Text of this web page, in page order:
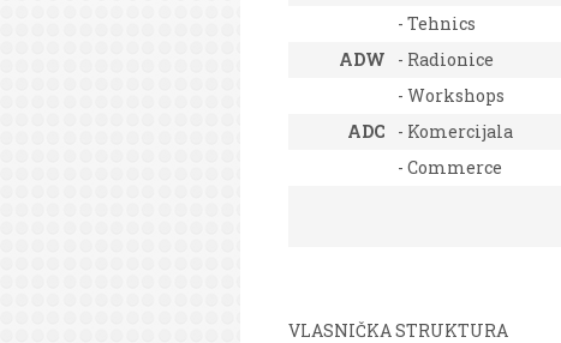
- Tehnics
ADW
- Radionice
- Workshops
ADC
- Komercijala
- Commerce
VLASNIČKA STRUKTURA